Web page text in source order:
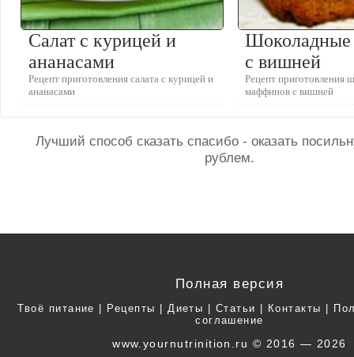
Салат с курицей и
ананасами
Рецепт приготовления салата с курицей и
ананасами
с вишней
Рецепт приготовления
маффинов с вишней
Лучший способ сказать спасибо - оказать
рублем.
Полная версия
Твоё питание Рецепты |Диеты Статьи Контакты
соглашение
www.yournutrinition.ru © 2016 — 2026